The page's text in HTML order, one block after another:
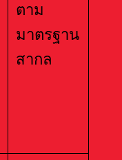
ตาม
มาตรฐาน
สากล